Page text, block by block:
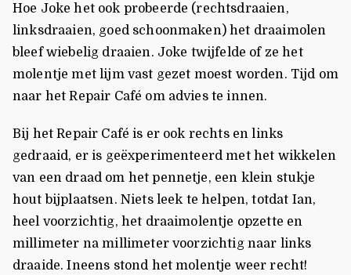
Hoe Joke het ook probeerde (rechtsdraaien,
linksdraaien, goed schoonmaken) het draaimolen
bleef wiebelig draaien. Joke twijfelde of ze het
molentje met lijm vast gezet moest worden. Tijd om
naar het Repair Café om advies te innen.
Bij het Repair Café is er ook rechts en links
gedraaid, er is geëxperimenteerd met het wikkelen
van een draad om het pennetje, een klein stukje
hout bijplaatsen. Niets leek te helpen, totdat Ian,
heel voorzichtig, het draaimolentje opzette en
millimeter na millimeter voorzichtig naar links
draaide. Ineens stond het molentje weer recht!